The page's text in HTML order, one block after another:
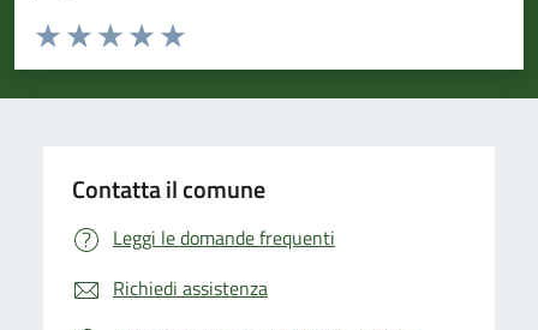
Valuta da 1 a 5 stelle la pagina
Valuta 5 stelle su 5
Valuta 4 stelle su 5
Valuta 3 stelle su 5
Valuta 2 stelle su 5
Valuta 1 stelle su 5
Contatta il comune
Leggi le domande frequenti
Richiedi assistenza